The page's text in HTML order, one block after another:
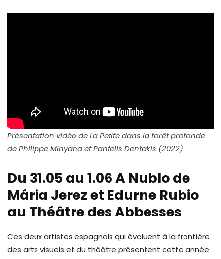
Présentation vidéo de La Petite dans la forêt profonde
de Philippe Minyana et Pantelis Dentakis (2022)
Du 31.05 au 1.06 A Nublo de
Mária Jerez et Edurne Rubio
au Théâtre des Abbesses
Ces deux artistes espagnols qui évoluent à la frontière
des arts visuels et du théâtre présentent cette année